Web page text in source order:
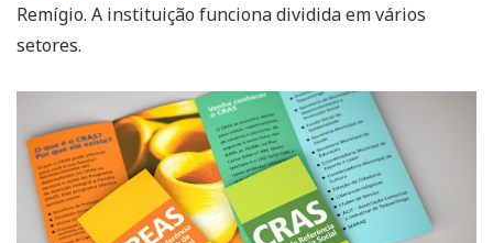
Remígio. A instituição funciona dividida em vários
setores.